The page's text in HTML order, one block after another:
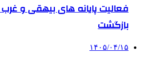
فعالیت پایانه های بیهقی و
بازگشت
۱۴۰۵/۰۴/۱۵